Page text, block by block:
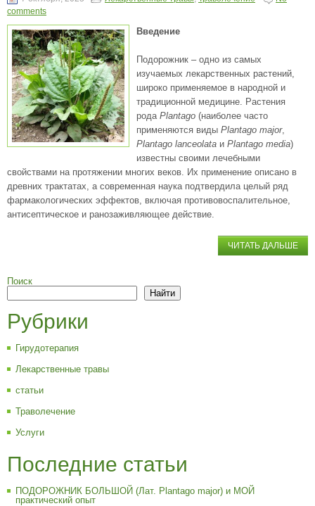
comments
Введение
Подорожник – одно из самых
изучаемых лекарственных растений,
широко применяемое в народной и
традиционной медицине. Растения
рода Plantago (наиболее часто
применяются виды Plantago major,
Plantago lanceolata и Plantago media)
известны своими лечебными
свойствами на протяжении многих веков. Их применение описано в
древних трактатах, а современная наука подтвердила целый ряд
фармакологических эффектов, включая противовоспалительное,
антисептическое и ранозаживляющее действие.
ЧИТАТЬ ДАЛЬШЕ
Поиск
Найти
Рубрики
Гирудотерапия
Лекарственные травы
статьи
Траволечение
Услуги
Последние статьи
ПОДОРОЖНИК БОЛЬШОЙ (Лат. Plantago major) и МОЙ
практический опыт